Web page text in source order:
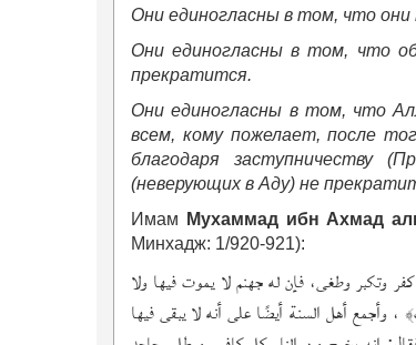
Они единогласны в том, что они
Они единогласны в том, что
прекратится.
Они единогласны в том, что
всем, кому пожелает, после
благодаря заступничеству
(неверующих в Аду) не
Имам
Мухаммад ибн Ахмад
Минхадж: 1/920-921):
وتكبر وطغى، فإن له جهنم لا يموت فيها ولا
، وأجمع أهل السنة أيضًا على أنه لا يبقى فيها